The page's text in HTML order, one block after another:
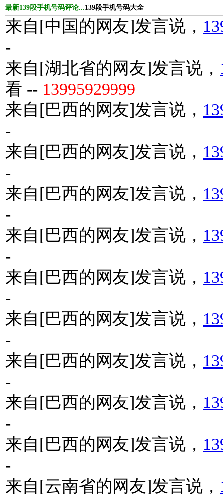
最新139段手机号码评论...139段手机号码大全
来自[中国的网友]发言说，
-
来自[湖北省的网友]发言说，
看 -- 13995929999
来自[巴西的网友]发言说，
-
来自[巴西的网友]发言说，
-
来自[巴西的网友]发言说，
-
来自[巴西的网友]发言说，
-
来自[巴西的网友]发言说，
-
来自[巴西的网友]发言说，
-
来自[巴西的网友]发言说，
-
来自[巴西的网友]发言说，
-
来自[巴西的网友]发言说，
-
来自[云南省的网友]发言说，